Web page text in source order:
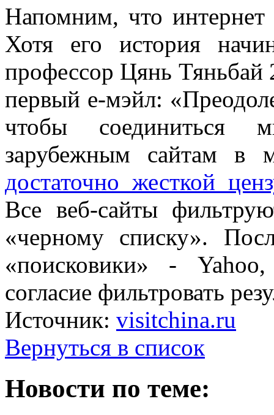
Напомним, что интернет
Хотя его история
профессор Цянь Тяньбай
первый е-мэйл:
чтобы соединиться
зарубежным сайтам в
достаточно жесткой
Все веб-сайты
«черному списку».
«поисковики» -
согласие фильтровать
Источник: visitchina.ru
Вернуться в список
Новости по теме: